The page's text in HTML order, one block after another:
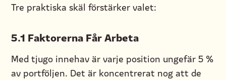
Tre praktiska skäl förstärker valet:
5.1 Faktorerna Får Arbeta
Med tjugo innehav är varje position ungefär 5 %
av portföljen. Det är koncentrerat nog att de